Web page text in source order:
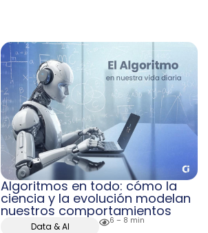
Algoritmos en todo: cómo la
ciencia y la evolución modelan
nuestros comportamientos
Data & AI
6 – 8 min